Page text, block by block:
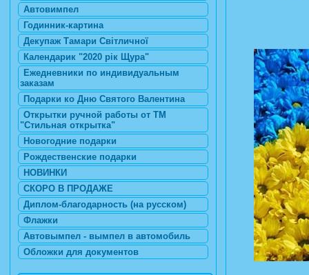
Автовимпел
Годинник-картина
Декупаж Тамари Світличної
Календарик "2020 рік Щура"
Ежедневники по индивидуальным
заказам
Подарки ко Дню Святого Валентина
Открытки ручной работы от ТМ
"Стильная открытка"
Новогодние подарки
Рождественские подарки
НОВИНКИ
СКОРО В ПРОДАЖЕ
Диплом-благодарность (на русском)
Флажки
Автовымпел - вымпел в автомобиль
Обложки для документов